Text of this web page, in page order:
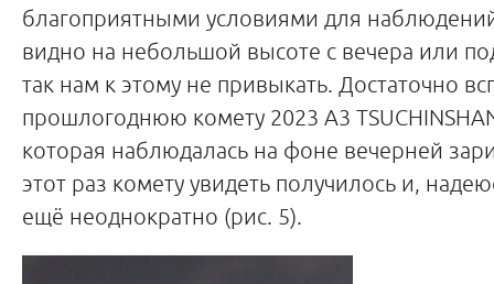
благоприятными условиями для
видно на небольшой высоте с вечера или
так нам к этому не привыкать. Достаточно
прошлогоднюю комету 2023 A3
которая наблюдалась на фоне вечерней
этот раз комету увидеть получилось и,
ещё неоднократно (рис. 5).